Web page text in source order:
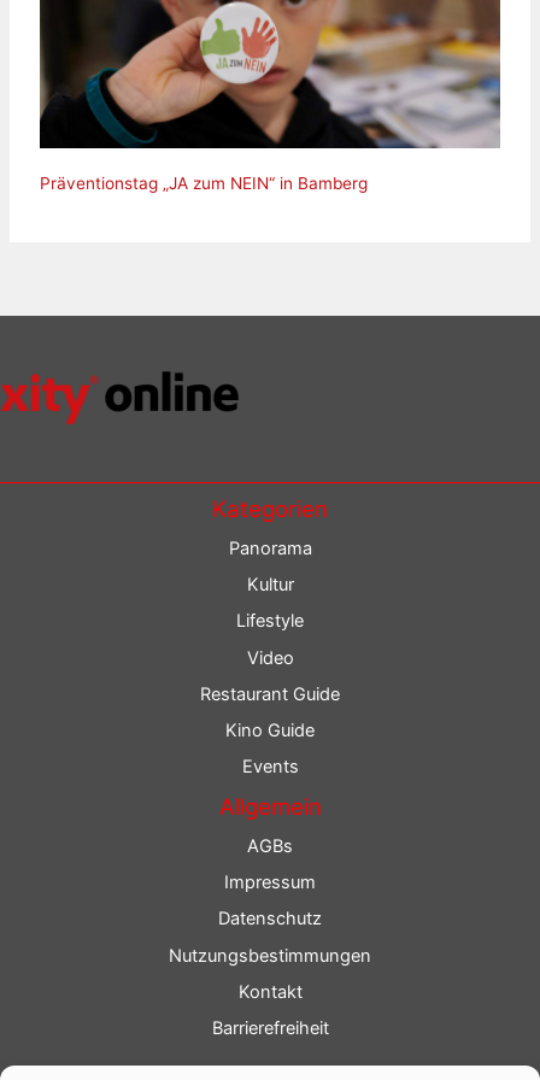
Präventionstag „JA zum NEIN“ in Bamberg
Kategorien
Panorama
Kultur
Lifestyle
Video
Restaurant Guide
Kino Guide
Events
Allgemein
AGBs
Impressum
Datenschutz
Nutzungsbestimmungen
Kontakt
Barrierefreiheit